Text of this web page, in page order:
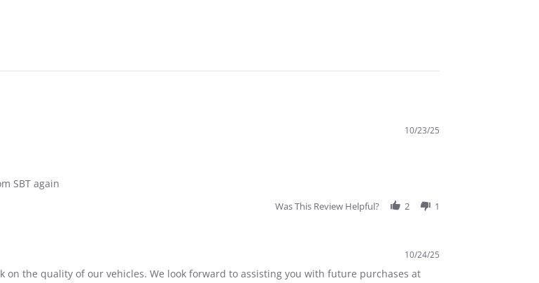
10/23/25
SBT again
Was This Review Helpful? 2 1
10/24/25
on the quality of our vehicles. We look forward to assisting you with future purchases at